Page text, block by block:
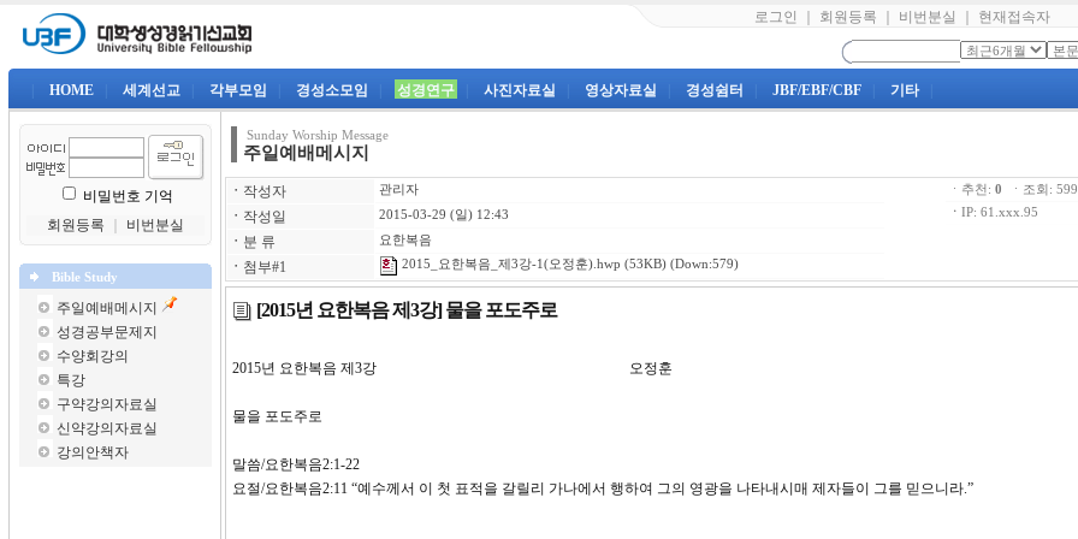
로그인 회원등록 비번분실 현재접속자
HOME 세계선교 각부모임 경성소모임 성경연구 사진자료실 영상자료실 경성쉼터 JBF/EBF/CBF 기타
비밀번호 기억
회원등록
비번분실
Bible Study
주일예배메시지
성경공부문제지
수양회강의
특강
구약강의자료실
신약강의자료실
강의안책자
Sunday Worship Message
주일예배메시지
ㆍ 작성자 관리자
ㆍ 작성일 2015-03-29 (일) 12:43
ㆍ 분 류 요한복음
ㆍ 첨부#1 2015_요한복음_제3강-1(오정훈).hwp (53KB) (Down:579)
ㆍ추천: 0 ㆍ조회:
ㆍ IP: 61.xxx.95
[2015년 요한복음 제3강] 물을 포도주로
2015년 요한복음 제3강 오정훈
물을 포도주로
말씀/요한복음2:1-22
요절/요한복음2:11 “예수께서 이 첫 표적을 갈릴리 가나에서 행하여 그의 영광을 나타내시매 제자들이 그를 믿으니라.”